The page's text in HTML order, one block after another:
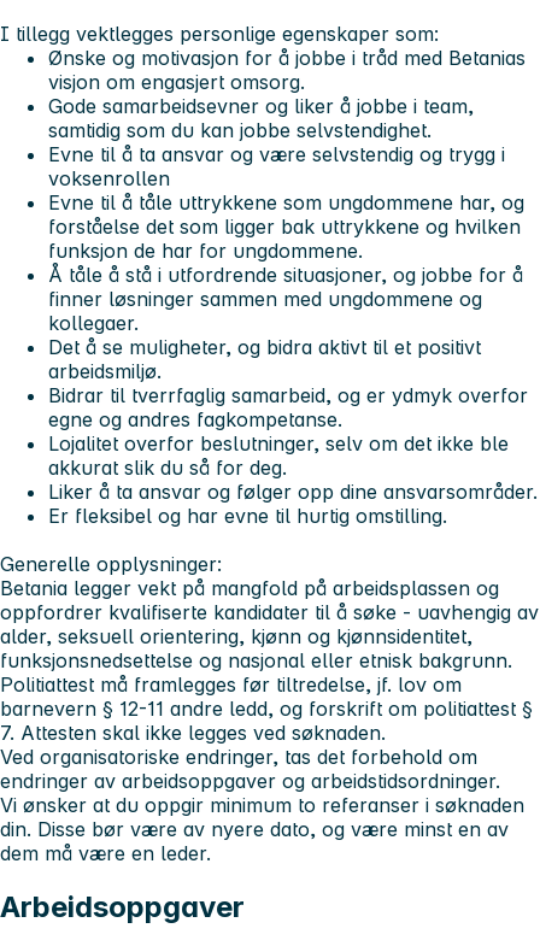
I tillegg vektlegges personlige egenskaper som:
Ønske og motivasjon for å jobbe i tråd med Betanias
visjon om engasjert omsorg.
Gode samarbeidsevner og liker å jobbe i team,
samtidig som du kan jobbe selvstendighet.
Evne til å ta ansvar og være selvstendig og trygg i
voksenrollen
Evne til å tåle uttrykkene som ungdommene har, og
forståelse det som ligger bak uttrykkene og hvilken
funksjon de har for ungdommene.
Å tåle å stå i utfordrende situasjoner, og jobbe for å
finner løsninger sammen med ungdommene og
kollegaer.
Det å se muligheter, og bidra aktivt til et positivt
arbeidsmiljø.
Bidrar til tverrfaglig samarbeid, og er ydmyk overfor
egne og andres fagkompetanse.
Lojalitet overfor beslutninger, selv om det ikke ble
akkurat slik du så for deg.
Liker å ta ansvar og følger opp dine ansvarsområder.
Er fleksibel og har evne til hurtig omstilling.
Generelle opplysninger:
Betania legger vekt på mangfold på arbeidsplassen og
oppfordrer kvalifiserte kandidater til å søke - uavhengig av
alder, seksuell orientering, kjønn og kjønnsidentitet,
funksjonsnedsettelse og nasjonal eller etnisk bakgrunn.
Politiattest må framlegges før tiltredelse, jf. lov om
barnevern § 12-11 andre ledd, og forskrift om politiattest §
7. Attesten skal ikke legges ved søknaden.
Ved organisatoriske endringer, tas det forbehold om
endringer av arbeidsoppgaver og arbeidstidsordninger.
Vi ønsker at du oppgir minimum to referanser i søknaden
din. Disse bør være av nyere dato, og være minst en av
dem må være en leder.
Arbeidsoppgaver